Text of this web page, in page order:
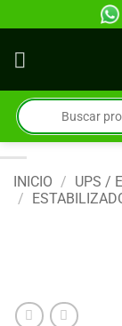
al
contenido
Búsqueda
de
productos
INICIO / UPS /
/